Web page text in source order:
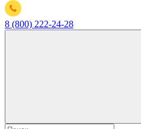
8 (800) 222-24-28